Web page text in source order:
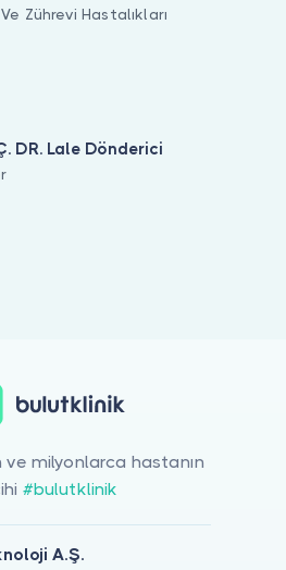
Zührevi Hastalıkları
DR. Lale Dönderici
milyonlarca hastanın
#bulutklinik
A.Ş.